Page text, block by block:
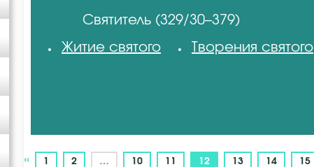
Аврелий Августин
Святитель (329/30–379)
Житие святого
Творения святого
« 1 2 … 10 11 12(current)
13 14 15